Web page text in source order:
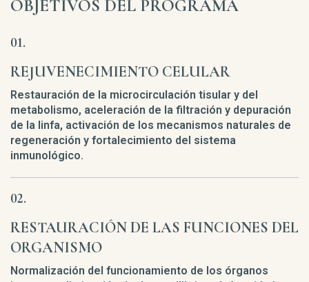
OBJETIVOS DEL PROGRAMA
REJUVENECIMIENTO CELULAR
Restauración de la microcirculación tisular y del
metabolismo, aceleración de la filtración y depuración
de la linfa, activación de los mecanismos naturales de
regeneración y fortalecimiento del sistema
inmunológico.
RESTAURACIÓN DE LAS FUNCIONES DEL
ORGANISMO
Normalización del funcionamiento de los órganos